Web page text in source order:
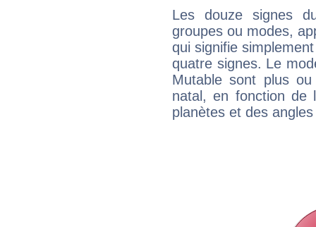
Les douze signes
groupes ou modes,
qui signifie
quatre signes. Le
Mutable sont plus
natal, en fonction de
planètes et des